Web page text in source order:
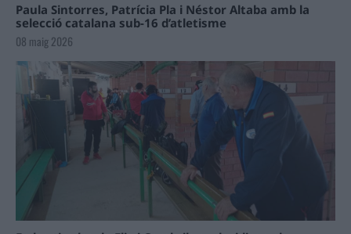
Paula Sintorres, Patrícia Pla i Néstor Altaba amb la
selecció catalana sub-16 d’atletisme
08 maig 2026